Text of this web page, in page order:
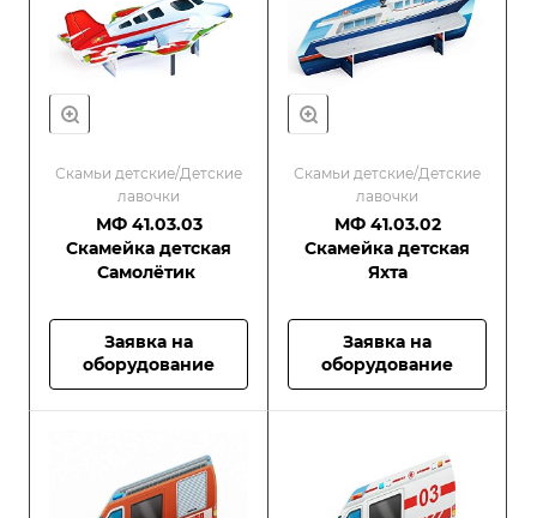
Скамьи детские/Детские
лавочки
МФ 41.03.03
Скамейка детская
Самолётик
Заявка на
оборудование
Скамьи детские/Детские
лавочки
МФ 41.03.02
Скамейка детская
Яхта
Заявка на
оборудование